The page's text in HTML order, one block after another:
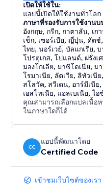
เปิดให้ใช้ใน:
แอปนี้เปิดให้ใช้งานทั่วโลก
ภาษาที่รองรับการใช้งานบ
อังกฤษ, กรีก, กาตาลัน, เก
เช็ก, เซอร์เบีย,ญี่ปุ่น, ดัตช์,
ไทย,นอร์เวย์,บัลแกเรีย,บ
โปรตุเกส,โปแลนด์, ฝรั่งเ
มองโกเลีย,มาซิโดเนีย,ม
โรมาเนีย, ลัตเวีย, ลิทัวเนีย,
สโลวัค, สวีเดน, อาร์มีเนีย,
เอสโทเนีย, แอลเบเนีย,ไอ
คุณสามารถเลือกแปลเนื้อ
ในภาษาใดก็ได้
CC
แอปนี้พัฒนาโดย
Certified Code
เข้าชมเว็บไซต์ของเรา